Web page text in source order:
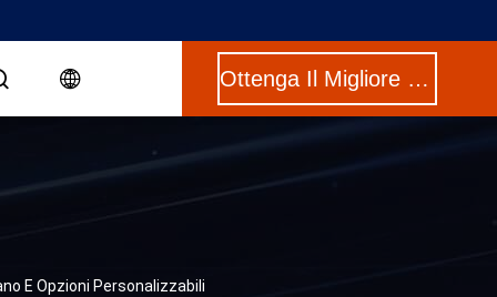
Ottenga Il Migliore Prezzo
E Opzioni Personalizzabili